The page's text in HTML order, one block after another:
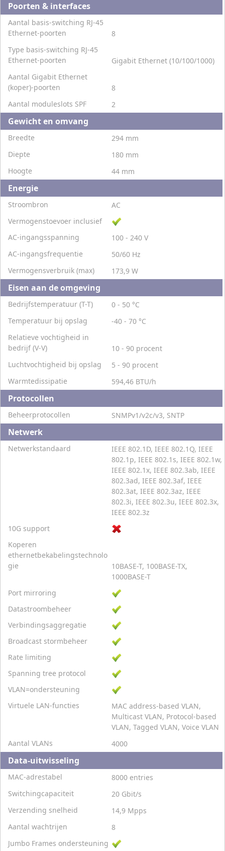
Poorten & interfaces
Aantal basis-switching RJ-45
Ethernet-poorten
8
Type basis-switching RJ-45
Ethernet-poorten
Gigabit Ethernet (10/100/1000)
Aantal Gigabit Ethernet
(koper)-poorten
8
Aantal moduleslots SPF
2
Gewicht en omvang
Breedte
294 mm
Diepte
180 mm
Hoogte
44 mm
Energie
Stroombron
AC
Vermogenstoevoer inclusief
AC-ingangsspanning
100 - 240 V
AC-ingangsfrequentie
50/60 Hz
Vermogensverbruik (max)
173,9 W
Eisen aan de omgeving
Bedrijfstemperatuur (T-T)
0 - 50 °C
Temperatuur bij opslag
-40 - 70 °C
Relatieve vochtigheid in
bedrijf (V-V)
10 - 90 procent
Luchtvochtigheid bij opslag
5 - 90 procent
Warmtedissipatie
594,46 BTU/h
Protocollen
Beheerprotocollen SNMPv1/v2c/v3, SNTP
Netwerk
Netwerkstandaard
IEEE 802.1D, IEEE 802.1Q, IEEE
802.1p, IEEE 802.1s, IEEE 802.1w,
IEEE 802.1x, IEEE 802.3ab, IEEE
802.3ad, IEEE 802.3af, IEEE
802.3at, IEEE 802.3az, IEEE
802.3i, IEEE 802.3u, IEEE 802.3x,
IEEE 802.3z
10G support
Koperen
ethernetbekabelingstechnolo
gie
10BASE-T, 100BASE-TX,
1000BASE-T
Port mirroring
Datastroombeheer
Verbindingsaggregatie
Broadcast stormbeheer
Rate limiting
Spanning tree protocol
VLAN=ondersteuning
Virtuele LAN-functies
MAC address-based VLAN,
Multicast VLAN, Protocol-based
VLAN, Tagged VLAN, Voice VLAN
Aantal VLANs
4000
Data-uitwisseling
MAC-adrestabel
8000 entries
Switchingcapaciteit
20 Gbit/s
Verzending snelheid
14,9 Mpps
Aantal wachtrijen
8
Jumbo Frames ondersteuning